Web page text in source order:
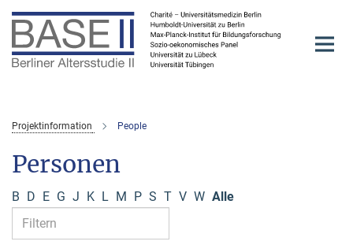
Hauptinhalt
Projektinformation People
Personen
B D E G J K L M P S T V W Alle